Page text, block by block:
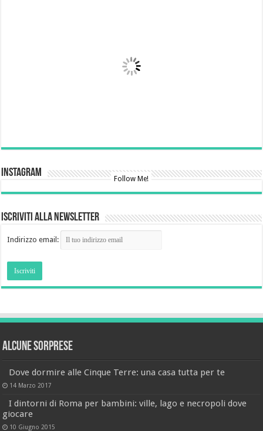
Instagram Follow Me!
Iscriviti alla newsletter
Indirizzo email:
Alcune sorprese
Dove dormire alle Cinque Terre: una casa tutta per te
14 Marzo 2017
I dintorni di Roma per bambini: ville, lago e necropoli dove
giocare
10 Giugno 2015